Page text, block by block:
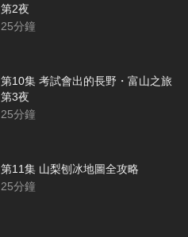
第2夜
25分鐘
第10集 考試會出的長野・富山之旅
第3夜
25分鐘
第11集 山梨刨冰地圖全攻略
25分鐘